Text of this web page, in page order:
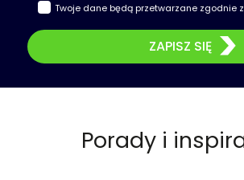
Twoje dane będą przetwarzane zgodnie z
ZAPISZ SIĘ
Porady i